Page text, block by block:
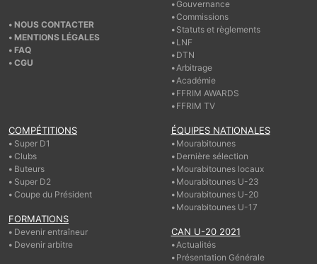
NOUS CONTACTER
MENTIONS LÉGALES
FAQ
CGU
Gouvernance
Commissions
Statuts et règlements
LNF
DTN
Arbitrage
Académie
FFRIM AWARDS
FFRIM TV
COMPÉTITIONS
Super D1
Clubs
Buteurs
Super D2
Coupe du Président
FORMATIONS
Devenir entraîneur
Devenir arbitre
ÉQUIPES NATIONALES
Mourabitounes
Dernière sélection
Mourabitounes locaux
Mourabitounes U-23
Mourabitounes U-20
Mourabitounes U-17
CAN U-20 2021
Actualités
Présentation Générale